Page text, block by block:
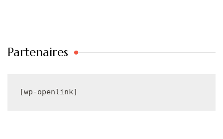
Partenaires
[wp-openlink]